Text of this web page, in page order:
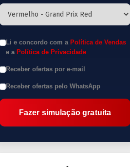
Li e concordo com a Política de Vendas
e a Política de Privacidade
Receber ofertas por e-mail
Receber ofertas pelo WhatsApp
Fazer simulação gratuita